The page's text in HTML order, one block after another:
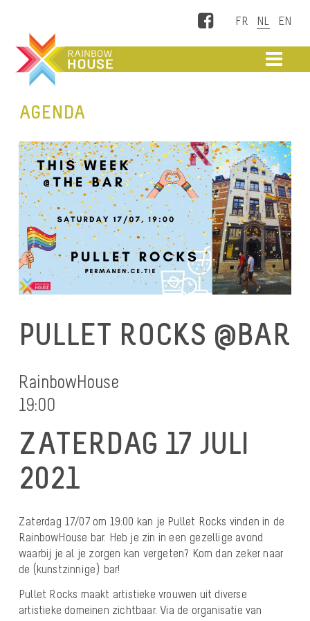
Facebook
AGENDA
PULLET ROCKS @BAR
RainbowHouse
19:00
ZATERDAG 17 JULI
2021
Zaterdag 17/07 om 19:00 kan je Pullet Rocks vinden in de
RainbowHouse bar. Heb je zin in een gezellige avond
waarbij je al je zorgen kan vergeten? Kom dan zeker naar
de (kunstzinnige) bar!
Pullet Rocks maakt artistieke vrouwen uit diverse
artistieke domeinen zichtbaar. Via de organisatie van